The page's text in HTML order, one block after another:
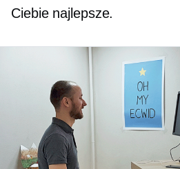
Ciebie najlepsze.